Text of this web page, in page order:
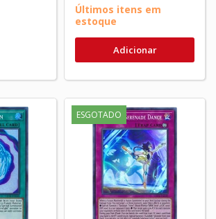
Últimos itens em
estoque
Adicionar
ESGOTADO